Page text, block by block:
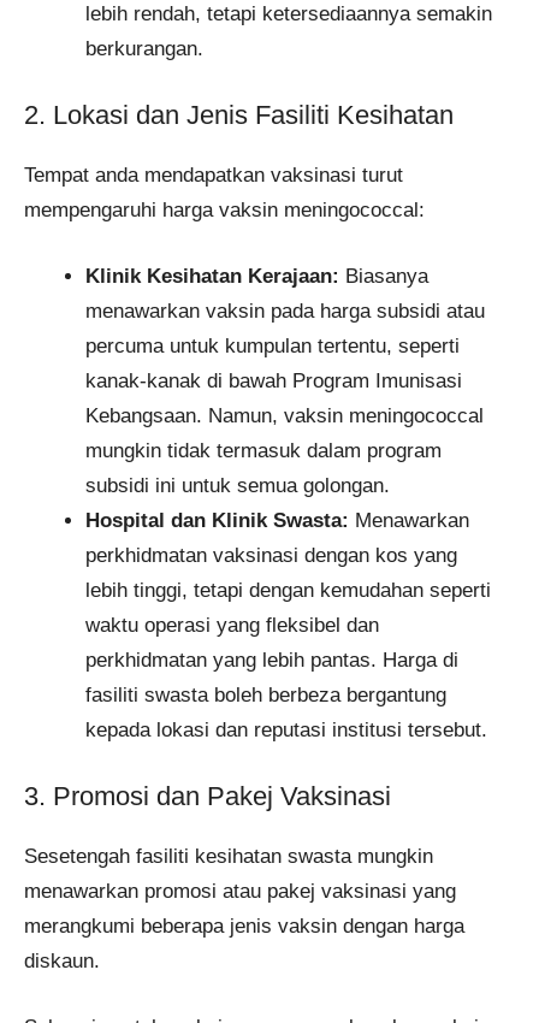
lebih rendah, tetapi ketersediaannya semakin
berkurangan.​
2. Lokasi dan Jenis Fasiliti Kesihatan
Tempat anda mendapatkan vaksinasi turut
mempengaruhi harga vaksin meningococcal:
Klinik Kesihatan Kerajaan: Biasanya
menawarkan vaksin pada harga subsidi atau
percuma untuk kumpulan tertentu, seperti
kanak-kanak di bawah Program Imunisasi
Kebangsaan. Namun, vaksin meningococcal
mungkin tidak termasuk dalam program
subsidi ini untuk semua golongan.
Hospital dan Klinik Swasta: Menawarkan
perkhidmatan vaksinasi dengan kos yang
lebih tinggi, tetapi dengan kemudahan seperti
waktu operasi yang fleksibel dan
perkhidmatan yang lebih pantas. Harga di
fasiliti swasta boleh berbeza bergantung
kepada lokasi dan reputasi institusi tersebut.​
3. Promosi dan Pakej Vaksinasi
Sesetengah fasiliti kesihatan swasta mungkin
menawarkan promosi atau pakej vaksinasi yang
merangkumi beberapa jenis vaksin dengan harga
diskaun.